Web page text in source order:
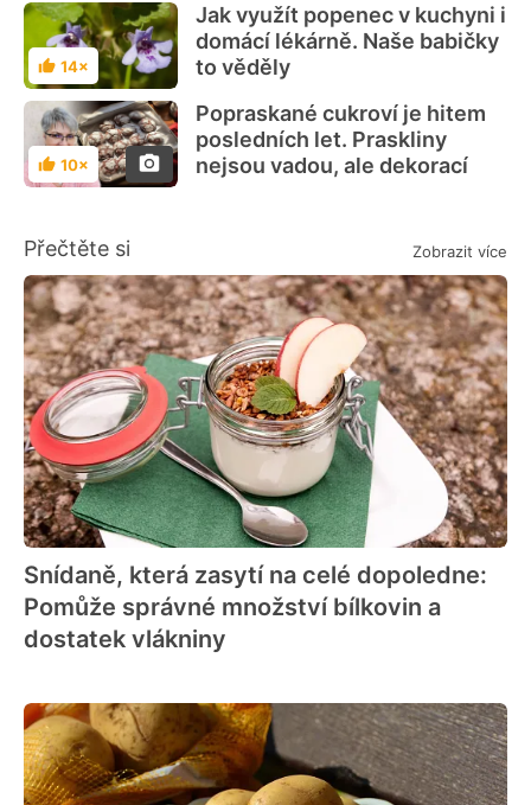
Hodnocení
14×
Jak využít popenec v kuchyni i
domácí lékárně. Naše babičky
to věděly
Hodnocení
10×
Popraskané cukroví je hitem
posledních let. Praskliny
nejsou vadou, ale dekorací
Přečtěte si Zobrazit více
Snídaně, která zasytí na celé dopoledne:
Pomůže správné množství bílkovin a
dostatek vlákniny